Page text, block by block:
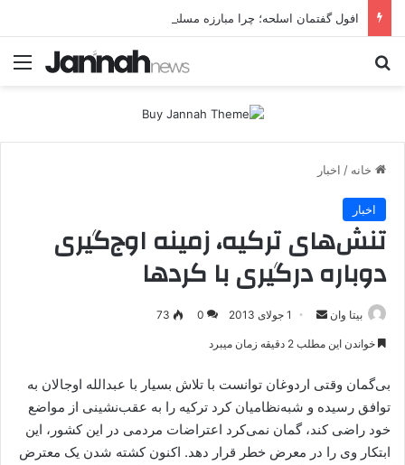
خانه / اخبار
اخبار
تنش‌های ترکیه، زمینه اوج‌گیری
دوباره درگیری با کردها
بیتا وان
ر
1 جولای 2013 0
73
خواندن این مطلب 2 دقیقه زمان میبرد
بی‌گمان‌ وقتی اردوغان توانست با تلاش بسیار‌ با عبدالله اوجالان به
توافق رسیده و شبه‌نظامیان کرد ترکیه را به عقب‌نشینی از مواضع
خود راضی کند، ‌گمان نمی‌کرد اعتراضات مردمی در این کشور، این
ابتکار وی را در معرض خطر قرار دهد. اکنون کشته شدن یک معترض